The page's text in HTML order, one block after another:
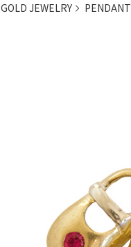
GOLD JEWELRY PENDANT